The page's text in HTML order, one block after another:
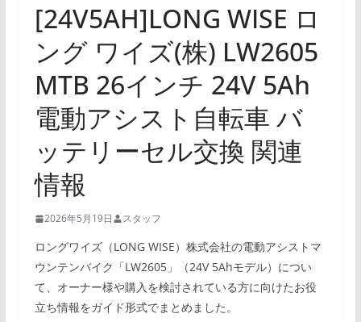
[24V5AH]LONG WISE ロ
ング ワイズ(株) LW2605
MTB 26インチ 24V 5Ah
電動アシスト自転車 バ
ッテリーセル交換 関連
情報
2026年5月19日 スタッフ
ロングワイズ（LONG WISE）株式会社の電動アシストマ
ウンテンバイク「LW2605」（24V 5Ahモデル）につい
て、オーナー様や購入を検討されている方に向けたお役
立ち情報をガイド形式でまとめました。